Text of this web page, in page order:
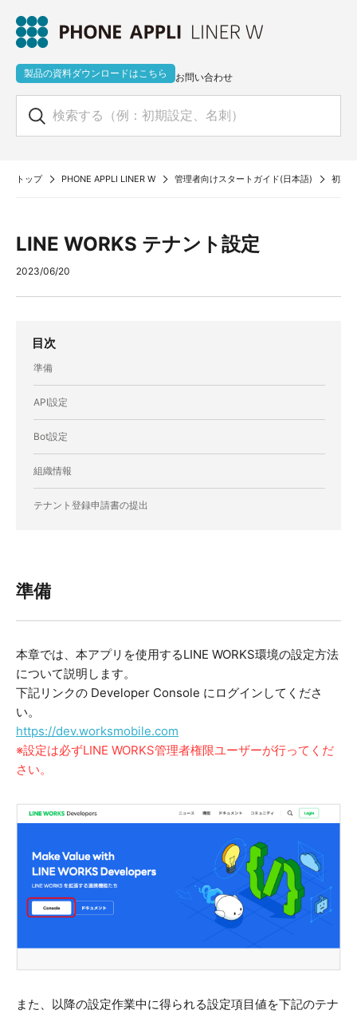
製品の資料ダウンロードはこちら お問い合わせ
トップ PHONE APPLI LINER W 管理者向けスタートガイド(日本語) 初期
LINE WORKS テナント設定
2023/06/20
目次
準備
API設定
Bot設定
組織情報
テナント登録申請書の提出
準備
本章では、本アプリを使用するLINE WORKS環境の設定方法
について説明します。
下記リンクの Developer Console にログインしてくださ
い。
https://dev.worksmobile.com
※設定は必ずLINE WORKS管理者権限ユーザーが行ってくだ
さい。
また、以降の設定作業中に得られる設定項目値を下記のテナ